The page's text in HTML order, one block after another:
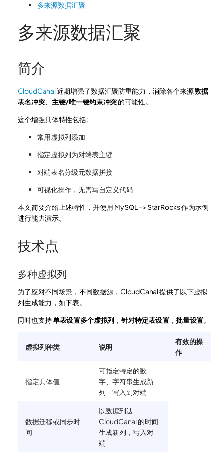
多来源数据汇聚
多来源数据汇聚
简介
CloudCanal近期增强了数据汇聚防重能力，消除各个来源数据
表名冲突
主键/唯一键约束冲突的可能性。
这个增强具体特性包括:
常用虚拟列添加
指定虚拟列为对端表主键
对端表名分级元数据拼接
可视化操作，无需写自定义代码
本文简要介绍上述特性，并使用 MySQL -> StarRocks 作为示例
进行能力演示。
技术点
多种虚拟列
为了应对不同场景，不同数据源，CloudCanal 提供了以下虚拟
列生成能力，如下表。
同时也支持单表设置多个虚拟列 ， 针对特定表设置 ， 批量设置。
虚拟列种类 说明
有效的操
作
指定具体值
可指定特定的数
字、字符串生成新
列，写入到对端
数据迁移或同步时
间
以数据到达
CloudCanal 的时间
生成新列，写入对
端